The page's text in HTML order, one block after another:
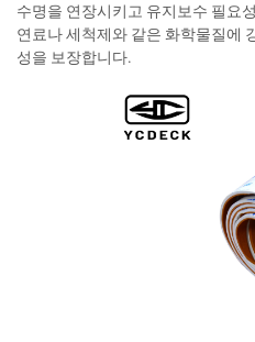
수명을 연장시키고 유지보수 필요
연료나 세척제와 같은 화학물질에
성을 보장합니다.